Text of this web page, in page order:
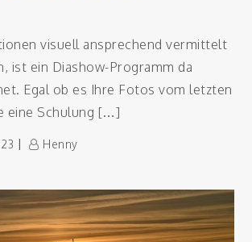
visuell ansprechend vermittelt
ist ein Diashow-Programm da
Egal ob es Ihre Fotos vom letzten
eine Schulung […]
Henny